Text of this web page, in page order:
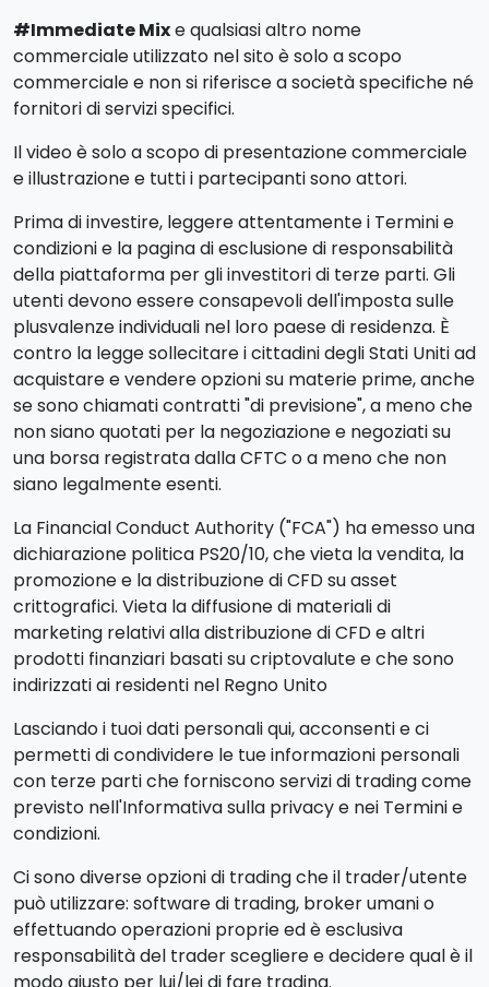
#Immediate Mixe qualsiasi altro nome
commerciale utilizzato nel sito è solo a scopo
commerciale e non si riferisce a società specifiche né
fornitori di servizi specifici.
Il video è solo a scopo di presentazione commerciale
e illustrazione e tutti i partecipanti sono attori.
Prima di investire, leggere attentamente i Termini e
condizioni e la pagina di esclusione di responsabilità
della piattaforma per gli investitori di terze parti. Gli
utenti devono essere consapevoli dell'imposta sulle
plusvalenze individuali nel loro paese di residenza. È
contro la legge sollecitare i cittadini degli Stati Uniti ad
acquistare e vendere opzioni su materie prime, anche
se sono chiamati contratti "di previsione", a meno che
non siano quotati per la negoziazione e negoziati su
una borsa registrata dalla CFTC o a meno che non
siano legalmente esenti.
La Financial Conduct Authority ("FCA") ha emesso una
dichiarazione politica PS20/10, che vieta la vendita, la
promozione e la distribuzione di CFD su asset
crittografici. Vieta la diffusione di materiali di
marketing relativi alla distribuzione di CFD e altri
prodotti finanziari basati su criptovalute e che sono
indirizzati ai residenti nel Regno Unito
Lasciando i tuoi dati personali qui, acconsenti e ci
permetti di condividere le tue informazioni personali
con terze parti che forniscono servizi di trading come
previsto nell'Informativa sulla privacy e nei Termini e
condizioni.
Ci sono diverse opzioni di trading che il trader/utente
può utilizzare: software di trading, broker umani o
effettuando operazioni proprie ed è esclusiva
responsabilità del trader scegliere e decidere qual è il